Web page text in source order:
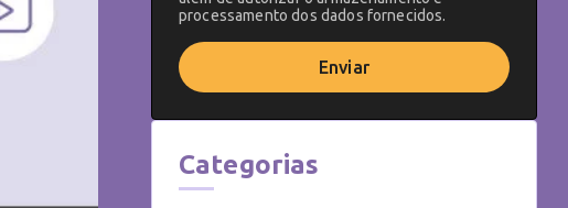
processamento dos dados fornecidos.
Enviar
Categorias